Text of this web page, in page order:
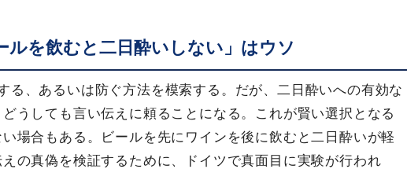
ルを飲むと二日酔いしない」はウソ
る、あるいは防ぐ方法を模索する。だが、二日酔いへの有効な
うしても言い伝えに頼ることになる。これが賢い選択となる
場合もある。ビールを先にワインを後に飲むと二日酔いが軽
の真偽を検証するために、ドイツで真面目に実験が行われ